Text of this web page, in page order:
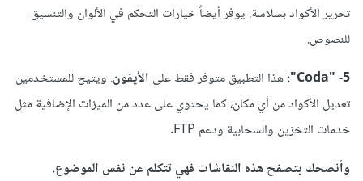
تحرير الأكواد بسلاسة. يوفر أيضاً خيارات التحكم في الألوان والتنسيق
للنصوص.
5- "Coda":
هذا التطبيق متوفر فقط على الأيفون. ويتيح للمستخدمين
تعديل الأكواد من أي مكان، كما يحتوي على عدد من الميزات الإضافية مثل
خدمات التخزين والسحابية ودعم FTP.
وأنصحك بتصفح هذه النقاشات فهي تتكلم عن نفس الموضوع.